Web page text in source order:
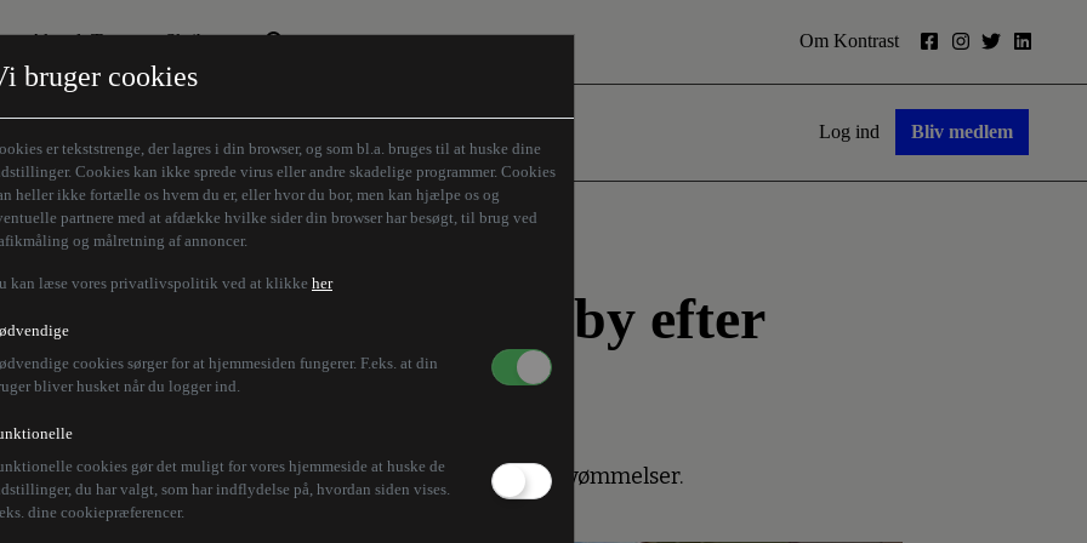
bruger cookies
er tekststrenge, der lagres i din browser, og som bl.a. bruges til at huske dine
Cookies kan ikke sprede virus eller andre skadelige programmer. Cookies
heller ikke fortælle os hvem du er, eller hvor du bor, men kan hjælpe os og
partnere med at afdække hvilke sider din browser har besøgt, til brug ved
og målretning af annoncer.
kan læse vores privatlivspolitik ved at klikke her
cookies sørger for at hjemmesiden fungerer. F.eks. at din
bliver husket når du logger ind.
cookies gør det muligt for vores hjemmeside at huske de
du har valgt, som har indflydelse på, hvordan siden vises.
dine cookiepræferencer.
Aktuelt Tema
Den borgelige brille
Humaniora forfra
Store Danskere
Skribenter
Z-aksen
Om Kontrast
Log ind Bliv medlem
er døde i libysk kystby efter
at bjærge lig fra byen Derna efter katastrofale oversvømmelser.